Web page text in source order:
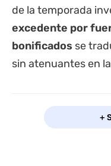
de la temporada
excedente por
bonificados se
sin atenuantes en
+